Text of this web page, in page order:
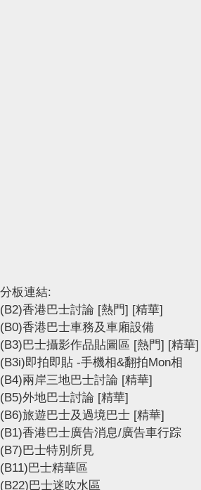
分板連結:
(B2)香港巴士討論 [熱門] [精華]
(B0)香港巴士車務及車廂設備
(B3)巴士攝影作品貼圖區 [熱門] [精華]
(B3i)即拍即貼 -手機相&翻拍Mon相
(B4)兩岸三地巴士討論 [精華]
(B5)外地巴士討論 [精華]
(B6)旅遊巴士及過境巴士 [精華]
(B1)香港巴士廣告消息/廣告車行踪
(B7)巴士特別所見
(B11)巴士精華區
(B22)巴士迷吹水區